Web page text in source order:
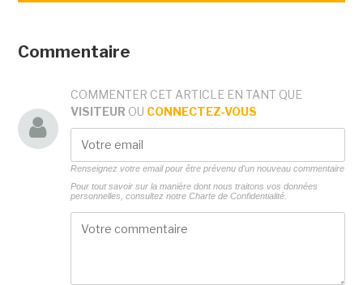
Commentaire
COMMENTER CET ARTICLE EN TANT QUE
VISITEUR OU CONNECTEZ-VOUS
Renseignez votre email pour être prévenu d'un nouveau commentaire
Pour tout savoir sur la manière dont nous traitons vos données
personnelles, consultez notre Charte de Confidentialité.